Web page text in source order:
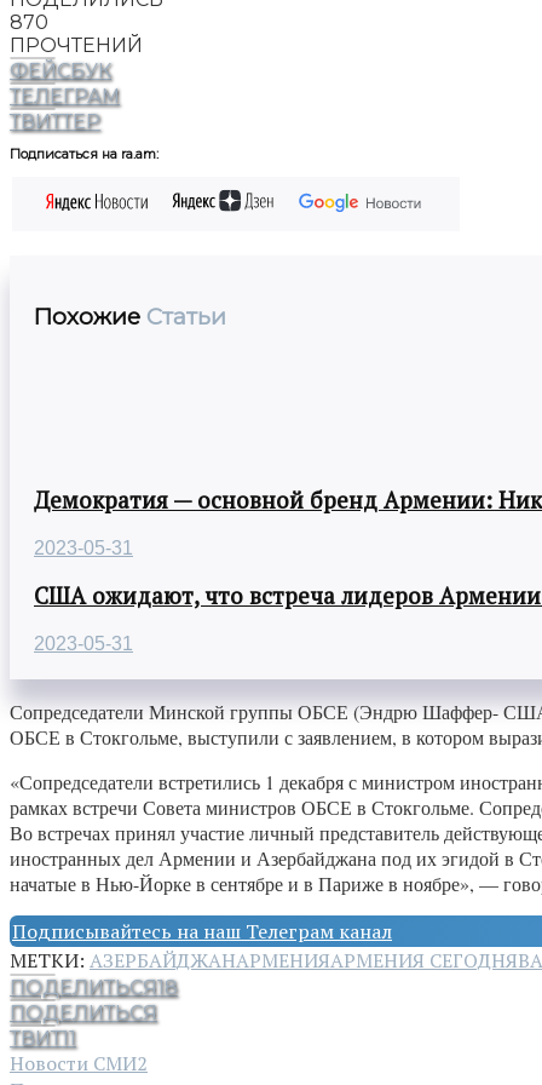
870
ПРОЧТЕНИЙ
ФЕЙСБУК
ТЕЛЕГРАМ
ТВИТТЕР
Подписаться на ra.am:
Похожие Статьи
Демократия — основной бренд Армении:
2023-05-31
США ожидают, что встреча лидеров
2023-05-31
Сопредседатели Минской группы ОБСЕ (Эндрю Шаффер- США,
ОБСЕ в Стокгольме, выступили с заявлением, в котором
«Сопредседатели встретились 1 декабря с министром
рамках встречи Совета министров ОБСЕ в Стокгольме.
Во встречах принял участие личный представитель
иностранных дел Армении и Азербайджана под их эгидой в
начатые в Нью-Йорке в сентябре и в Париже в ноябре», —
Подписывайтесь на наш Телеграм канал
МЕТКИ: АЗЕРБАЙДЖАНАРМЕНИЯАРМЕНИЯ СЕГОДНЯ
ПОДЕЛИТЬСЯ18
ПОДЕЛИТЬСЯ
ТВИТ11
Новости СМИ2